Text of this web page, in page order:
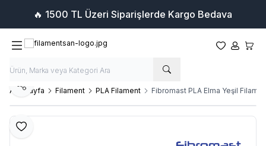
🔥 1500 TL Üzeri Siparişlerde Kargo Bedava
Favorilerim
Hesabım
Ana Sayfa Filament PLA Filament Fibromast PLA Elma Yeşil
Favoriye Ekle
Paylaş